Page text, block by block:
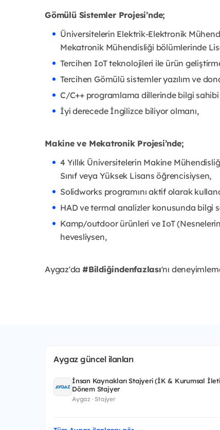
Gömülü Sistemler Projesi’nde;
Üniversitelerin Elektrik-Elektronik
Mekatronik Mühendisliği bölümlerinde
Tercihen IoT teknolojileri ile ürün
Tercihen Gömülü sistemler yazılım ve
C/C++ programlama dillerinde bilgi sahibi
İyi derecede İngilizce biliyor olmanı,
Makine ve Mekatronik Projesi’nde;
4 Yıllık Üniversitelerin Makine
Sınıf veya Yüksek Lisans öğrencisiysen,
Solidworks programını aktif olarak
HAD ve termal analizler konusunda bilgi
Kamp/outdoor ürünleri ve IoT
hevesliysen,
Aygaz'da #Bildiğindenfazlası'nı
Aygaz güncel ilanları
İnsan Kaynakları Stajyeri (İK & Kurumsal
Dönem Stajyer
Aygaz · Stajyer